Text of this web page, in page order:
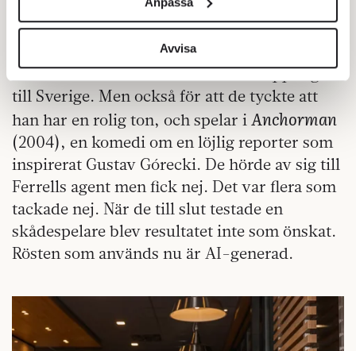
för sociala medier och analysera vår trafik. Vi
vidarebefordrar även sådana identifierare och annan
information från din enhet till de sociala medier och
annons- och analysföretag som vi samarbetar med.
Dessa kan i sin tur kombinera informationen med annan
information som du har tillhandahållit eller som de har
samlat in när du har använt deras tjänster.
Om du vill läsa mer om hur vi hanterar personuppgifter
kan du göra dethär.
Avvisa
Från början försökte teamet få skådespelaren
För att han har en svensk fru och kopplingen
till Sverige. Men också för att de tyckte att
han har en rolig ton, och spelar i Anchorman
(2004), en komedi om en löjlig reporter som
inspirerat Gustav Górecki. De hörde av sig till
Ferrells agent men fick nej. Det var flera som
tackade nej. När de till slut testade en
skådespelare blev resultatet inte som önskat.
Rösten som används nu är AI-generad.